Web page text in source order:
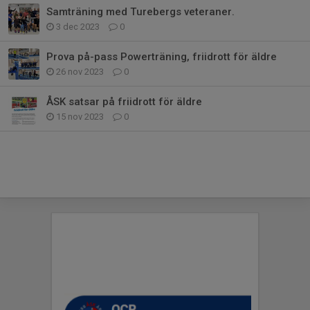
Samträning med Turebergs veteraner.
3 dec 2023 0
Prova på-pass Powerträning, friidrott för äldre
26 nov 2023 0
ÅSK satsar på friidrott för äldre
15 nov 2023 0